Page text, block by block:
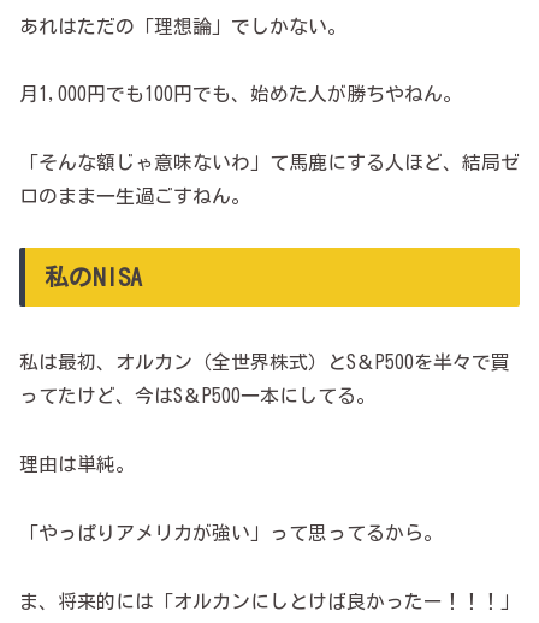
あれはただの「理想論」でしかない。
月1,000円でも100円でも、始めた人が勝ちやねん。
「そんな額じゃ意味ないわ」て馬鹿にする人ほど、結局ゼ
ロのまま一生過ごすねん。
私のNISA
私は最初、オルカン（全世界株式）とS＆P500を半々で買
ってたけど、今はS＆P500一本にしてる。
理由は単純。
「やっぱりアメリカが強い」って思ってるから。
ま、将来的には「オルカンにしとけば良かったー！！！」